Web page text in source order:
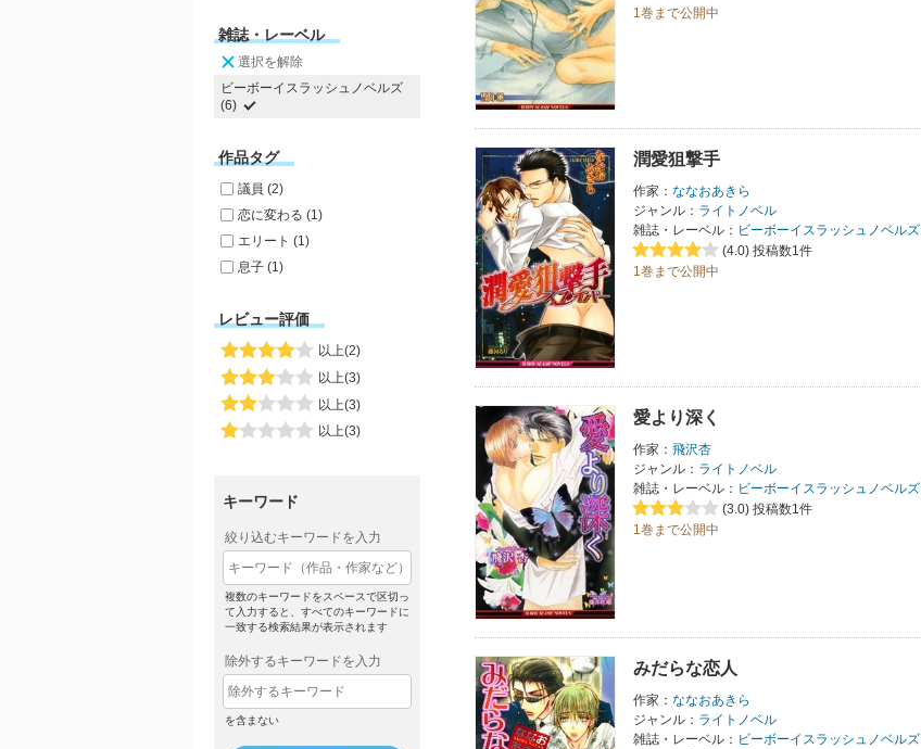
雑誌・レーベル
選択を解除
ビーボーイスラッシュノベルズ
(6)
作品タグ
議員 (2)
恋に変わる (1)
エリート (1)
息子 (1)
レビュー評価
以上(2)
以上(3)
以上(3)
以上(3)
キーワード
絞り込むキーワードを入力
複数のキーワードをスペースで区切っ
て入力すると、すべてのキーワードに
一致する検索結果が表示されます
除外するキーワードを入力
を含まない
1巻まで公開中
潤愛狙撃手
作家： ななおあきら
ジャンル： ライトノベル
雑誌・レーベル： ビーボーイスラッシュノベルズ
(4.0) 投稿数1件
1巻まで公開中
愛より深く
作家： 飛沢杏
ジャンル： ライトノベル
雑誌・レーベル： ビーボーイスラッシュノベルズ
(3.0) 投稿数1件
1巻まで公開中
みだらな恋人
作家： ななおあきら
ジャンル： ライトノベル
雑誌・レーベル： ビーボーイスラッシュノベルズ